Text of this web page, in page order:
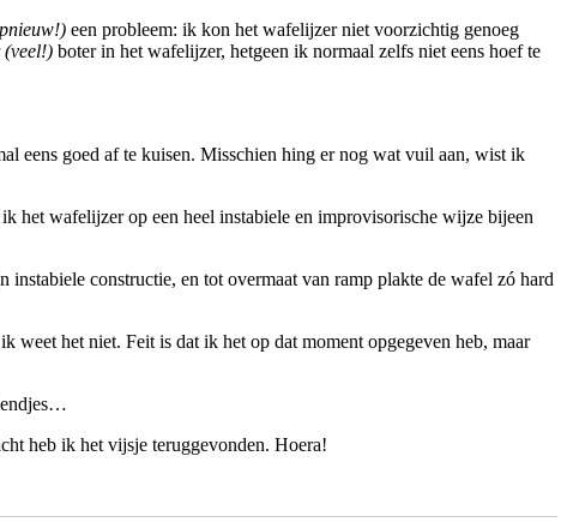
een probleem: ik kon het wafelijzer niet voorzichtig genoeg
(veel!) boter in het wafelijzer, hetgeen ik normaal zelfs niet eens hoef te
eens goed af te kuisen. Misschien hing er nog wat vuil aan, wist ik
het wafelijzer op een heel instabiele en improvisorische wijze bijeen
constructie, en tot overmaat van ramp plakte de wafel zó hard
weet het niet. Feit is dat ik het op dat moment opgegeven heb, maar
heb ik het vijsje teruggevonden. Hoera!